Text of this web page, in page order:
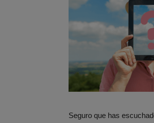
Seguro que has